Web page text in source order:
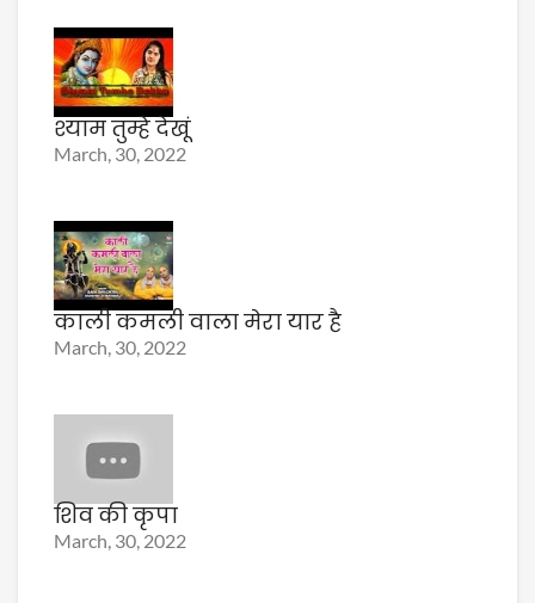
श्याम तुम्हे देखूं
March, 30, 2022
काली कमली वाला मेरा यार है
March, 30, 2022
शिव की कृपा
March, 30, 2022